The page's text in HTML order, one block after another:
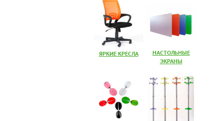
ЯРКИЕ КРЕСЛА
НАСТОЛЬНЫЕ
ЭКРАНЫ